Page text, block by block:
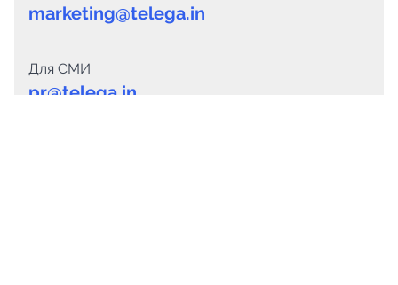
marketing@telega.in
Для СМИ
pr@telega.in